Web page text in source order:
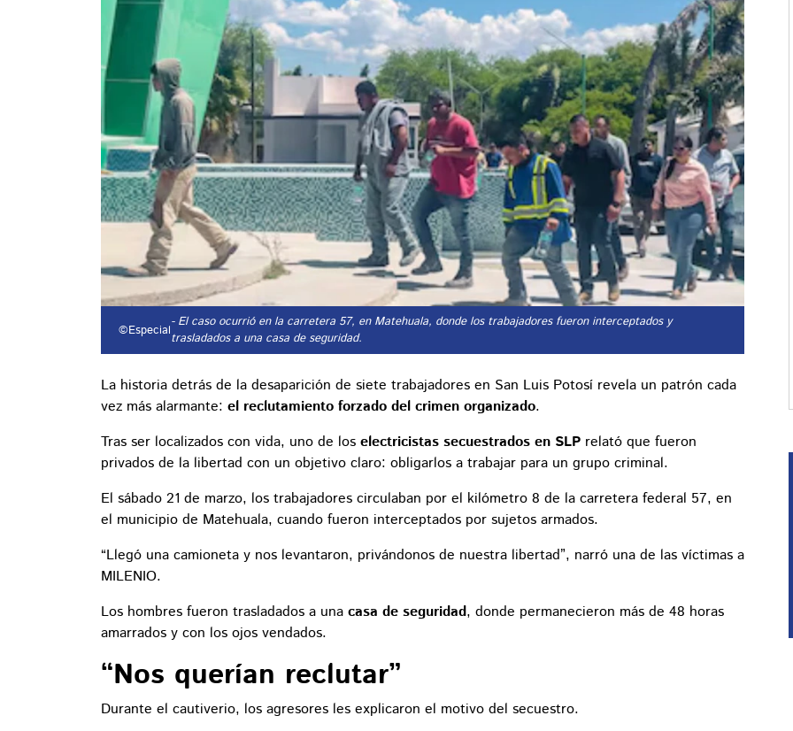
©Especial- El caso ocurrió en la carretera 57, en Matehuala, donde los trabajadores fueron interceptados y
trasladados a una casa de seguridad.
La historia detrás de la desaparición de siete trabajadores en San Luis Potosí revela un patrón cada
vez más alarmante: el reclutamiento forzado del crimen organizado.
Tras ser localizados con vida, uno de los electricistas secuestrados en SLP relató que fueron
privados de la libertad con un objetivo claro: obligarlos a trabajar para un grupo criminal.
El sábado 21 de marzo, los trabajadores circulaban por el kilómetro 8 de la carretera federal 57, en
el municipio de Matehuala, cuando fueron interceptados por sujetos armados.
“Llegó una camioneta y nos levantaron, privándonos de nuestra libertad”, narró una de las víctimas a
MILENIO.
Los hombres fueron trasladados a una casa de seguridad, donde permanecieron más de 48 horas
amarrados y con los ojos vendados.
“Nos querían reclutar”
Durante el cautiverio, los agresores les explicaron el motivo del secuestro.